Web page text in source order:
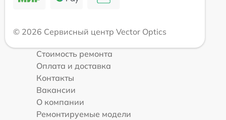
© 2026 Сервисный центр Vector Optics
Стоимость ремонта
Оплата и доставка
Контакты
Вакансии
О компании
Ремонтируемые модели